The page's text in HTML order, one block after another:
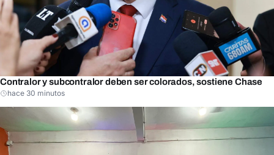
Contralor y subcontralor deben ser colorados, sostiene Chase
hace 30 minutos